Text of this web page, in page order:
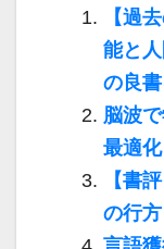
【過
能と
の良
脳波
最適
【書
の行方